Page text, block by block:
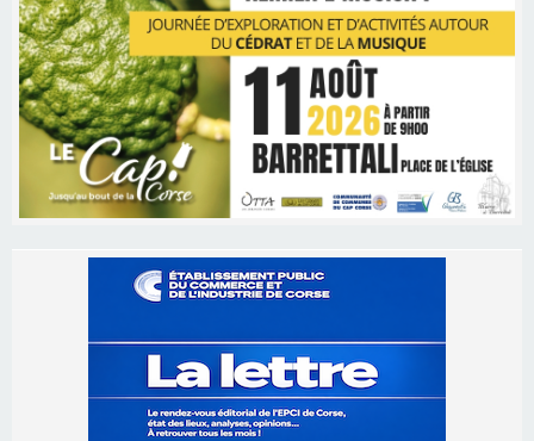
06/08/2026 15:57
Ucciani – Marché des producteurs à Cruculi le